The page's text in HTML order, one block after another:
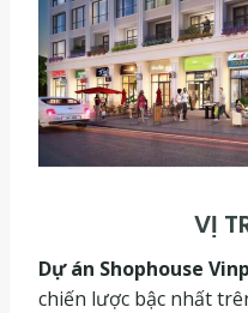
VỊ
Dự án Shophouse
chiến lược bậc nhất